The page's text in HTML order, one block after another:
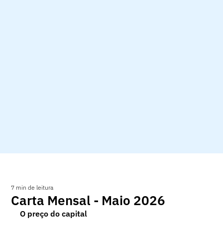
Carta Mensal - Maio 2026
7 min de leitura
O preço do capital